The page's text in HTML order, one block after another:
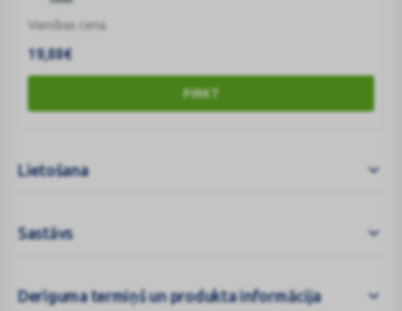
Vienības cena
19,88€
PIRKT
Lietošana
Sastāvs
Derīguma termiņš un produkta informācija